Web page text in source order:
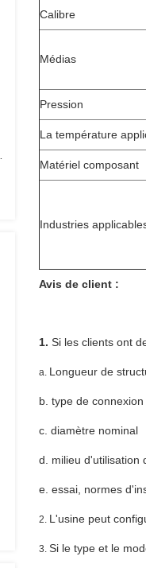
Calibre
Médias
Pression
La température
Matériel composant
Industries
Avis de client :
1. Si les clients ont
a. Longueur de
b. type de connexion
c. diamètre nominal
d. milieu d'utilisation
e. essai, normes
2. L'usine peut
3. Si le type et le